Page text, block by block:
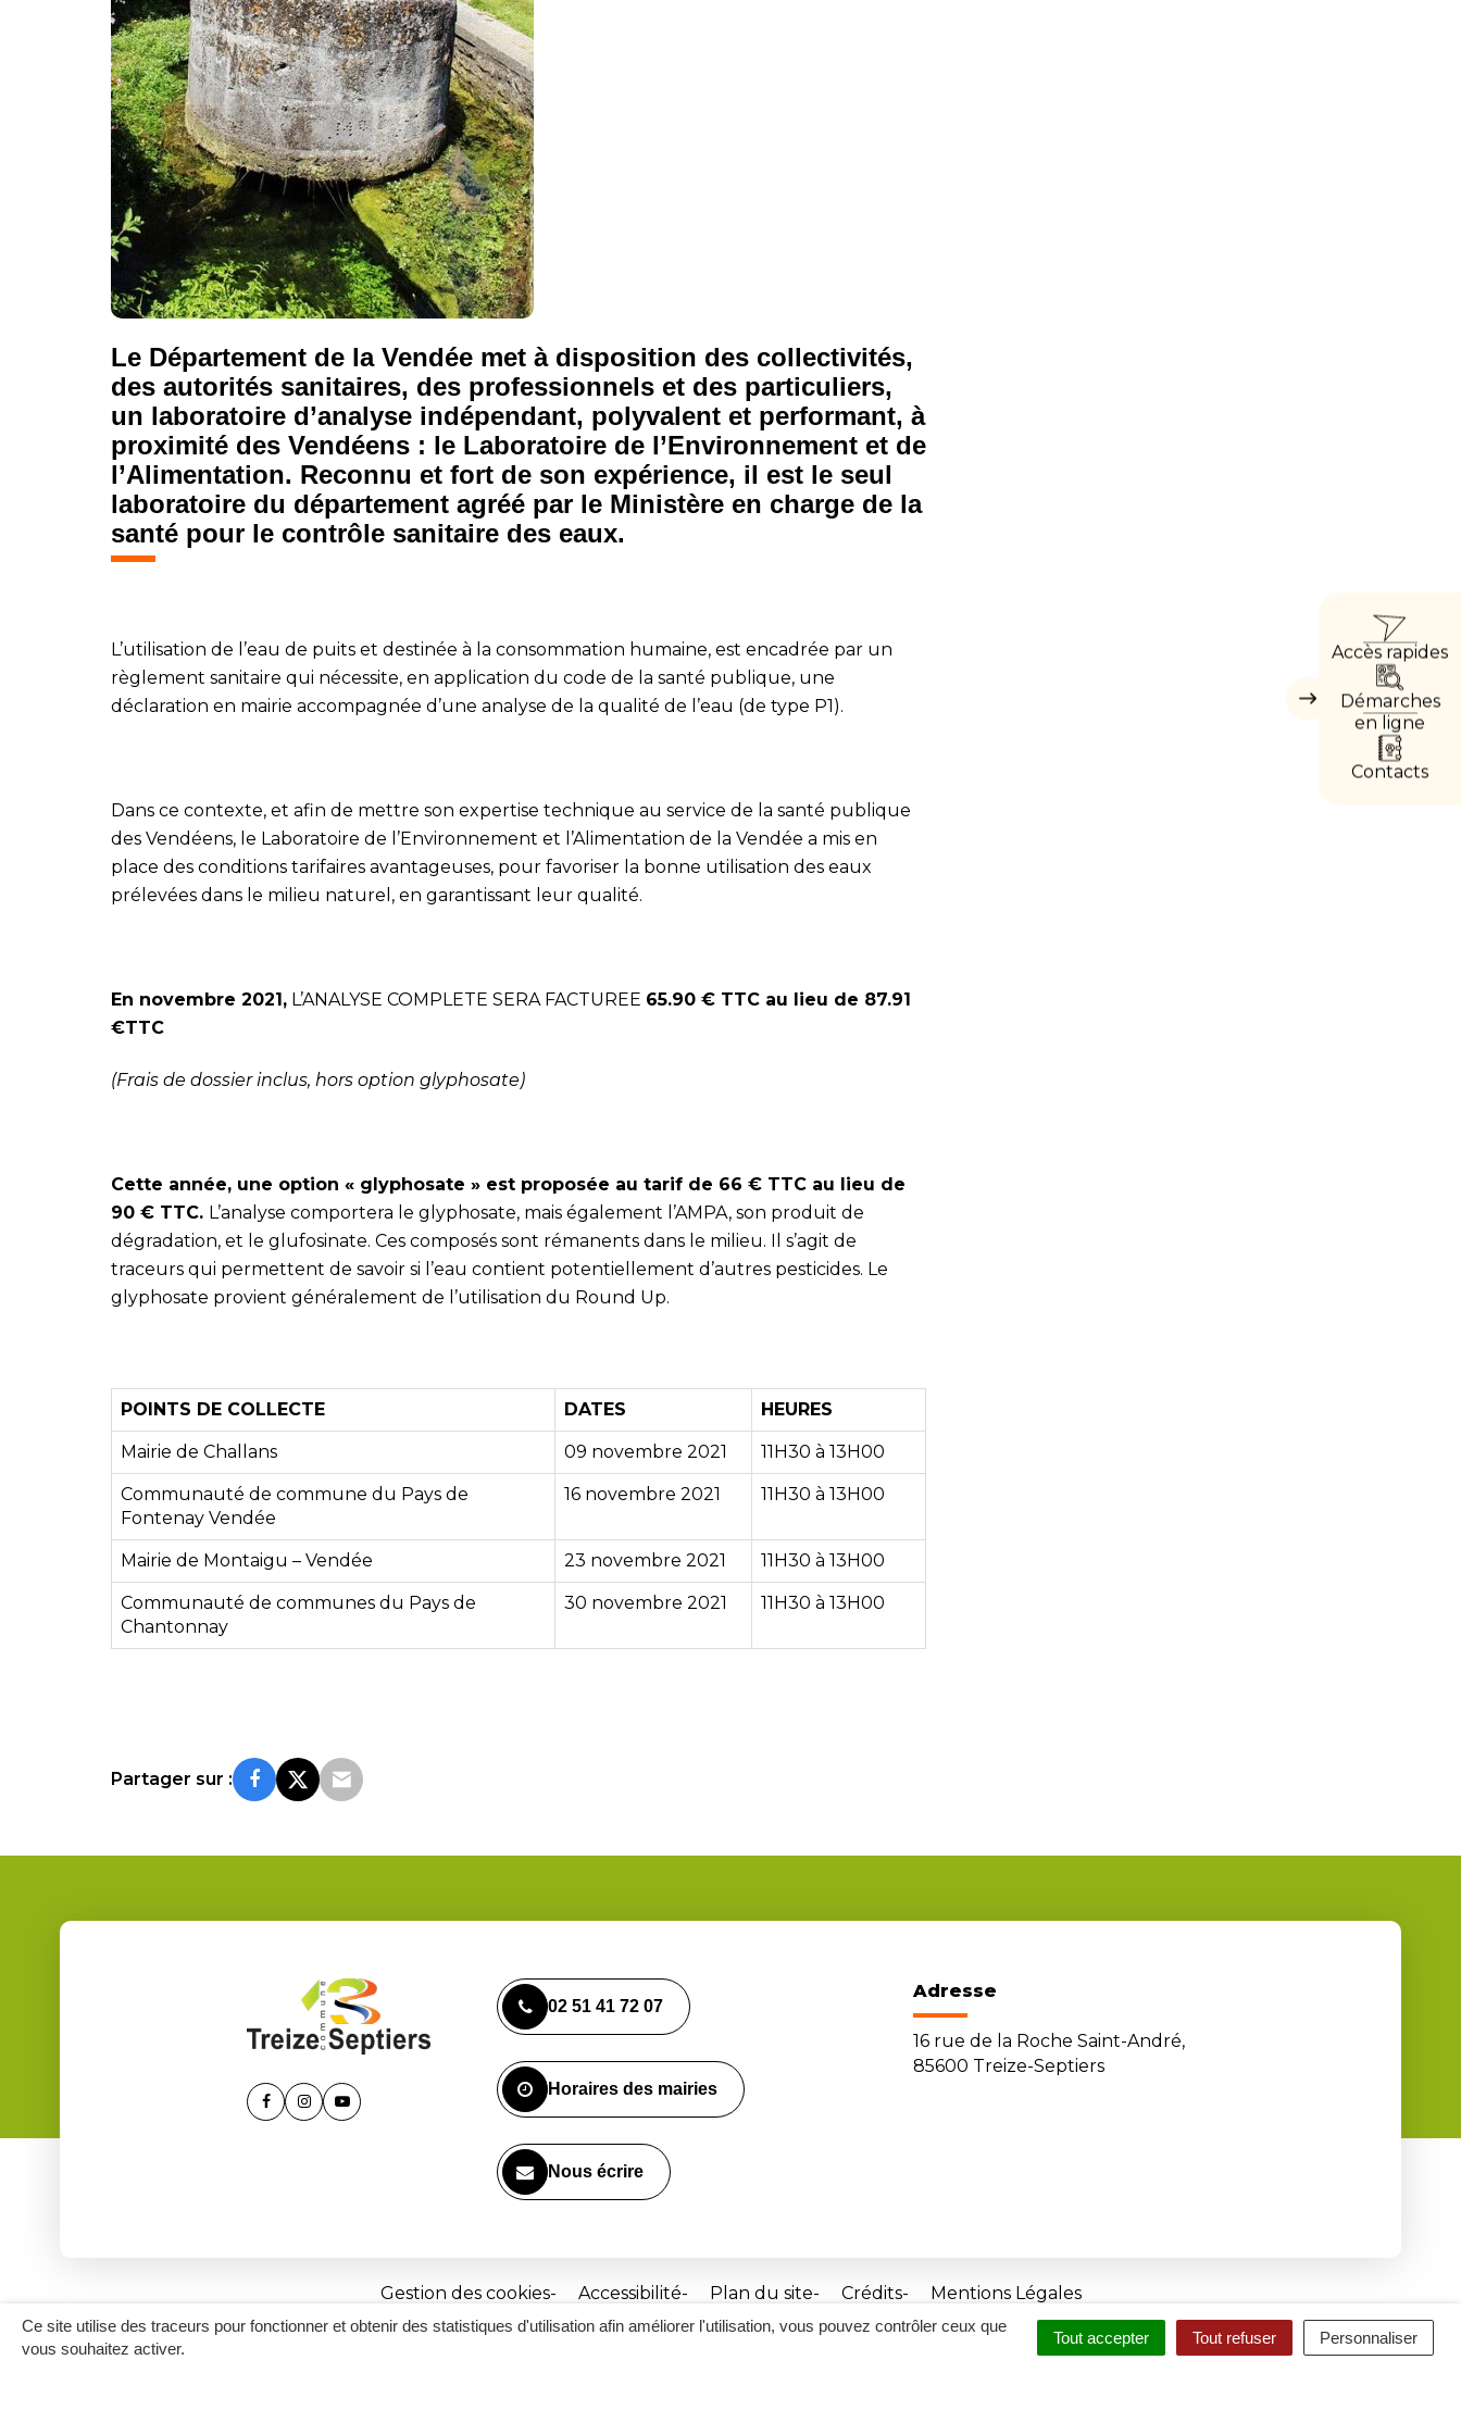
Ce site utilise des traceurs pour fonctionner et obtenir des statistiques d'utilisation afin améliorer l'utilisation, vous pouvez contrôler ceux que
vous souhaitez activer.
Tout accepter Tout refuser Personnaliser
Masquer
Accès rapides
Démarches
en ligne
Contacts
Le Département de la Vendée met à disposition des collectivités,
des autorités sanitaires, des professionnels et des particuliers,
un laboratoire d’analyse indépendant, polyvalent et performant, à
proximité des Vendéens : le Laboratoire de l’Environnement et de
l’Alimentation. Reconnu et fort de son expérience, il est le seul
laboratoire du département agréé par le Ministère en charge de la
santé pour le contrôle sanitaire des eaux.
L’utilisation de l’eau de puits et destinée à la consommation humaine, est encadrée par un
règlement sanitaire qui nécessite, en application du code de la santé publique, une
déclaration en mairie accompagnée d’une analyse de la qualité de l’eau (de type P1).
Dans ce contexte, et afin de mettre son expertise technique au service de la santé publique
des Vendéens, le Laboratoire de l’Environnement et l’Alimentation de la Vendée a mis en
place des conditions tarifaires avantageuses, pour favoriser la bonne utilisation des eaux
prélevées dans le milieu naturel, en garantissant leur qualité.
En novembre 2021, L’ANALYSE COMPLETE SERA FACTUREE 65.90 € TTC au lieu de 87.91
€TTC
(Frais de dossier inclus, hors option glyphosate)
Cette année, une option « glyphosate » est proposée au tarif de 66 € TTC au lieu de
90 € TTC. L’analyse comportera le glyphosate, mais également l’AMPA, son produit de
dégradation, et le glufosinate. Ces composés sont rémanents dans le milieu. Il s’agit de
traceurs qui permettent de savoir si l’eau contient potentiellement d’autres pesticides. Le
glyphosate provient généralement de l’utilisation du Round Up.
POINTS DE COLLECTE DATES HEURES
Mairie de Challans 09 novembre 2021 11H30 à 13H00
Communauté de commune du Pays de
Fontenay Vendée
16 novembre 2021 11H30 à 13H00
Mairie de Montaigu – Vendée 23 novembre 2021 11H30 à 13H00
Communauté de communes du Pays de
Chantonnay
30 novembre 2021 11H30 à 13H00
Partager sur :
Lien Lien Lien
02 51 41 72 07
Horaires des mairies
Nous écrire
Adresse
16 rue de la Roche Saint-André,
85600 Treize-Septiers
Gestion des cookies Accessibilité Plan du site Crédits Mentions Légales